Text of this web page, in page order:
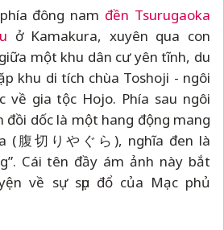
đông nam đền Tsurugaoka
ở Kamakura, xuyên qua con
một khu dân cư yên tĩnh, du
khu di tích chùa Toshoji - ngôi
về gia tộc Hojo. Phía sau ngôi
đồi dốc là một hang động mang
(腹切りやぐら), nghĩa đen là
Cái tên đầy ám ảnh này bắt
về sự sụp đổ của Mạc phủ